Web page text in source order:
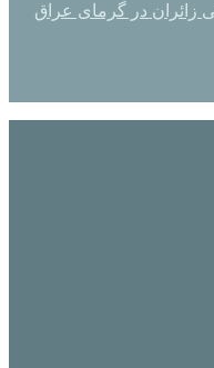
زائران در گرمای عراق